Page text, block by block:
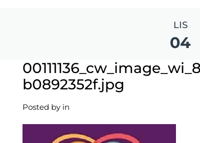
LIS
04
b0892352f.jpg
Posted by in